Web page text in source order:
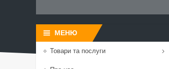
Товари та послуги